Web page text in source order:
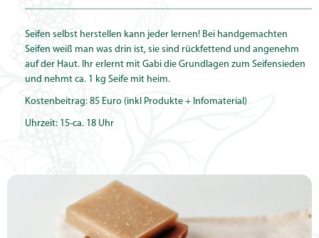
Seifen selbst herstellen kann jeder lernen! Bei handgemachten
Seifen weiß man was drin ist, sie sind rückfettend und angenehm
auf der Haut. Ihr erlernt mit Gabi die Grundlagen zum Seifensieden
und nehmt ca. 1 kg Seife mit heim.
Kostenbeitrag: 85 Euro (inkl Produkte + Infomaterial)
Uhrzeit: 15-ca. 18 Uhr